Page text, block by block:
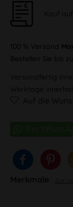
100 % Versand
Bestellen Sie bis